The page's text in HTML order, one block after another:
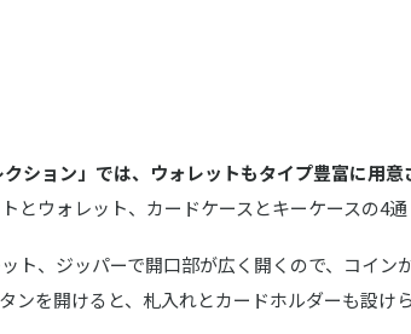
ション」では、ウォレットもタイプ豊富に用意
とウォレット、カードケースとキーケースの4
ト、ジッパーで開口部が広く開くので、コイン
ンを開けると、札入れとカードホルダーも設け